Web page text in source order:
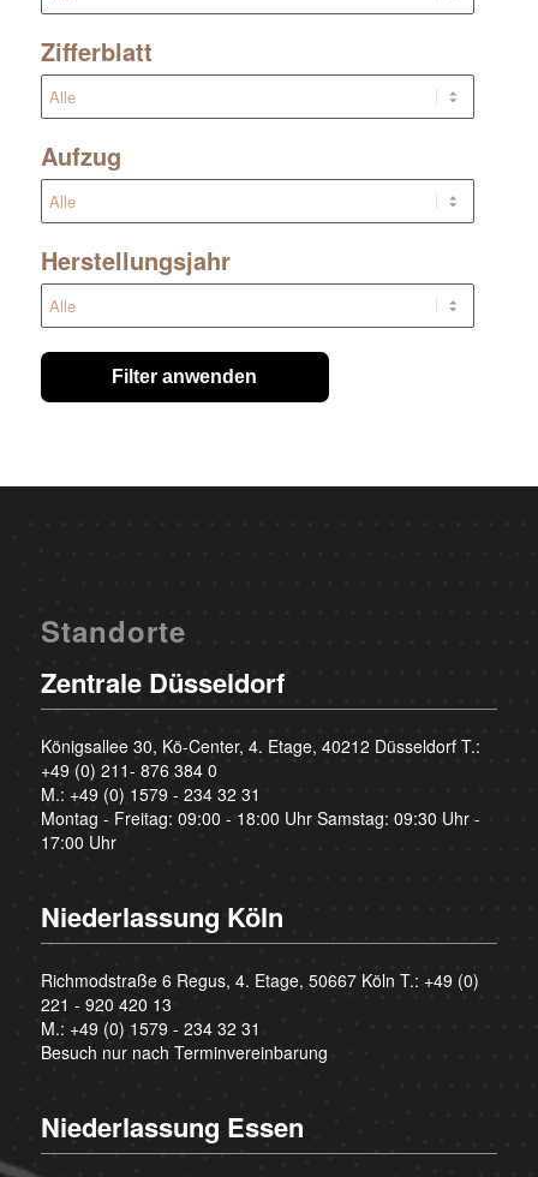
Zifferblatt
Aufzug
Herstellungsjahr
Filter anwenden
Standorte
Zentrale Düsseldorf
Königsallee 30, Kö-Center, 4. Etage, 40212 Düsseldorf T.:
+49 (0) 211- 876 384 0
M.: +49 (0) 1579 - 234 32 31
Montag - Freitag: 09:00 - 18:00 Uhr Samstag: 09:30 Uhr -
17:00 Uhr
Niederlassung Köln
Richmodstraße 6 Regus, 4. Etage, 50667 Köln T.: +49 (0)
221 - 920 420 13
M.: +49 (0) 1579 - 234 32 31
Besuch nur nach Terminvereinbarung
Niederlassung Essen